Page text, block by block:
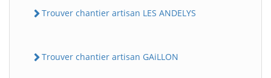
Trouver chantier artisan LES ANDELYS
Trouver chantier artisan GAiLLON